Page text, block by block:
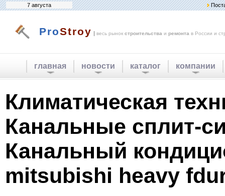
7 августа
ProStroy | весь рынок строительства и ремонта в России и
главная новости каталог компании
Климатическая
Канальные сплит-
Канальный
mitsubishi heavy